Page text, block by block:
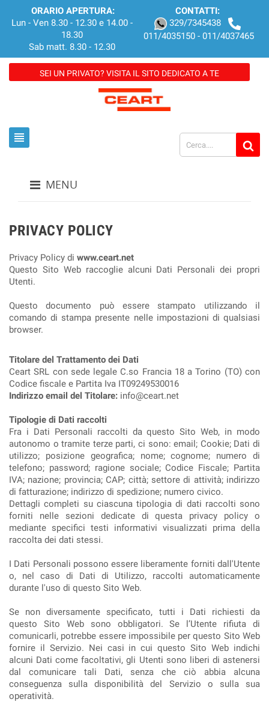
ORARIO APERTURA:
Lun - Ven 8.30 - 12.30 e 14.00 -
18.30
Sab matt. 8.30 - 12.30
CONTATTI:
329/7345438
011/4035150 - 011/4037465
SEI UN PRIVATO? VISITA IL SITO DEDICATO A TE
view_headline
MENU
PRIVACY POLICY
Privacy Policy di www.ceart.net
Questo Sito Web raccoglie alcuni Dati Personali dei propri
Utenti.
Questo documento può essere stampato utilizzando il
comando di stampa presente nelle impostazioni di qualsiasi
browser.
Titolare del Trattamento dei Dati
Ceart SRL con sede legale C.so Francia 18 a Torino (TO) con
Codice fiscale e Partita Iva IT09249530016
Indirizzo email del Titolare: info@ceart.net
Tipologie di Dati raccolti
Fra i Dati Personali raccolti da questo Sito Web, in modo
autonomo o tramite terze parti, ci sono: email; Cookie; Dati di
utilizzo; posizione geografica; nome; cognome; numero di
telefono; password; ragione sociale; Codice Fiscale; Partita
IVA; nazione; provincia; CAP; città; settore di attività; indirizzo
di fatturazione; indirizzo di spedizione; numero civico.
Dettagli completi su ciascuna tipologia di dati raccolti sono
forniti nelle sezioni dedicate di questa privacy policy o
mediante specifici testi informativi visualizzati prima della
raccolta dei dati stessi.
I Dati Personali possono essere liberamente forniti dall'Utente
o, nel caso di Dati di Utilizzo, raccolti automaticamente
durante l'uso di questo Sito Web.
Se non diversamente specificato, tutti i Dati richiesti da
questo Sito Web sono obbligatori. Se l’Utente rifiuta di
comunicarli, potrebbe essere impossibile per questo Sito Web
fornire il Servizio. Nei casi in cui questo Sito Web indichi
alcuni Dati come facoltativi, gli Utenti sono liberi di astenersi
dal comunicare tali Dati, senza che ciò abbia alcuna
conseguenza sulla disponibilità del Servizio o sulla sua
operatività.